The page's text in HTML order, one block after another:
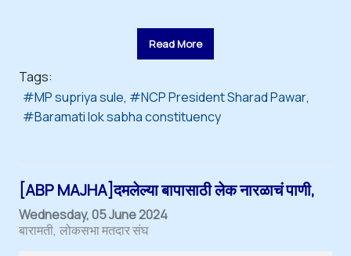
Read More
Tags:
MP supriya sule
NCP President Sharad Pawar
Baramati lok sabha constituency
[ABP MAJHA]दमलेल्या बापासाठी लेक नारळाचं पाणी,
Wednesday, 05 June 2024
बारामती लोकसभा मतदार संघ